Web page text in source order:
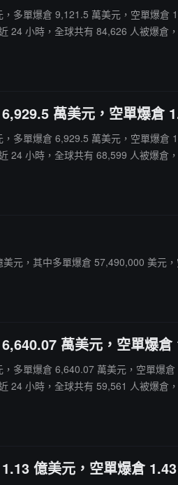
多單爆倉 9,121.5 萬美元，空單爆
小時，全球共有 84,626 人被爆倉
萬美元，空單爆倉
多單爆倉 6,929.5 萬美元，空單爆
小時，全球共有 68,599 人被爆倉
元，其中多單爆倉 57,490,000 美元
萬美元，空單爆
多單爆倉 6,640.07 萬美元，空單爆
小時，全球共有 59,561 人被爆倉
億美元，空單爆倉